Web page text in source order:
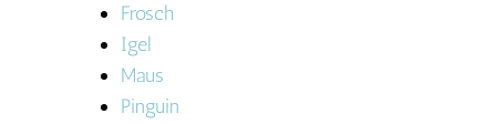
Frosch
Igel
Maus
Pinguin